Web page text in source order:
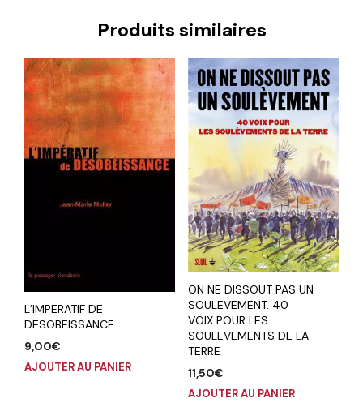
Produits similaires
L’IMPERATIF DE
DESOBEISSANCE
9,00€
AJOUTER AU PANIER
ON NE DISSOUT PAS UN
SOULEVEMENT. 40
VOIX POUR LES
SOULEVEMENTS DE LA
TERRE
11,50€
AJOUTER AU PANIER